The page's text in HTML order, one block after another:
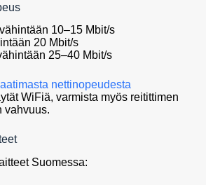
10–15 Mbit/s
20 Mbit/s
25–40 Mbit/s
nettinopeudesta
WiFiä, varmista myös reitittimen
vahvuus.
Suomessa: